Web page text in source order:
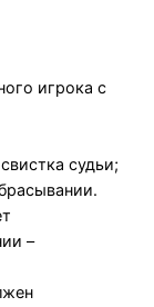
игрока с
судьи;
–